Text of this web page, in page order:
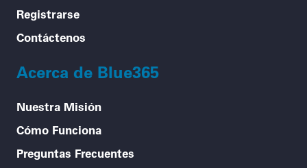
Registrarse
Contáctenos
Acerca de Blue365
Nuestra Misión
Cómo Funciona
Preguntas Frecuentes